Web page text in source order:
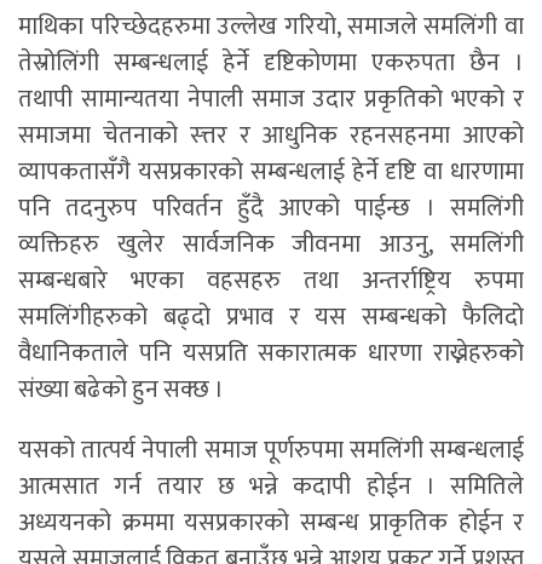
माथिका परिच्छेदहरुमा उल्लेख गरियो, समाजले समलिंगी वा
तेस्रोलिंगी सम्बन्धलाई हेर्ने दृष्टिकोणमा एकरुपता छैन ।
तथापी सामान्यतया नेपाली समाज उदार प्रकृतिको भएको र
समाजमा चेतनाको स्त्तर र आधुनिक रहनसहनमा आएको
व्यापकतासँगै यसप्रकारको सम्बन्धलाई हेर्ने दृष्टि वा धारणामा
पनि तदनुरुप परिवर्तन हुँदै आएको पाईन्छ । समलिंगी
व्यक्तिहरु खुलेर सार्वजनिक जीवनमा आउनु, समलिंगी
सम्बन्धबारे भएका वहसहरु तथा अन्तर्राष्ट्रिय रुपमा
समलिंगीहरुको बढ्दो प्रभाव र यस सम्बन्धको फैलिदो
वैधानिकताले पनि यसप्रति सकारात्मक धारणा राख्नेहरुको
संख्या बढेको हुन सक्छ ।
यसको तात्पर्य नेपाली समाज पूर्णरुपमा समलिंगी सम्बन्धलाई
आत्मसात गर्न तयार छ भन्ने कदापी होईन । समितिले
अध्ययनको क्रममा यसप्रकारको सम्बन्ध प्राकृतिक होईन र